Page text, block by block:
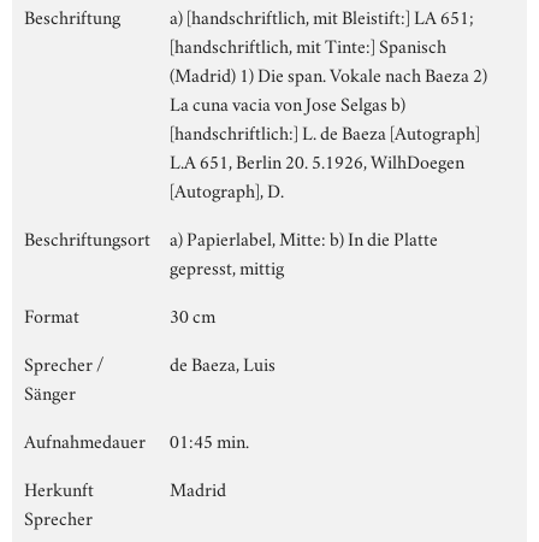
Beschriftung
a) [handschriftlich, mit Bleistift:] LA 651;
[handschriftlich, mit Tinte:] Spanisch
(Madrid) 1) Die span. Vokale nach Baeza 2)
La cuna vacia von Jose Selgas b)
[handschriftlich:] L. de Baeza [Autograph]
L.A 651, Berlin 20. 5.1926, WilhDoegen
[Autograph], D.
Beschriftungsort
a) Papierlabel, Mitte: b) In die Platte
gepresst, mittig
Format
30 cm
Sprecher /
Sänger
de Baeza, Luis
Aufnahmedauer
01:45 min.
Herkunft
Sprecher
Madrid